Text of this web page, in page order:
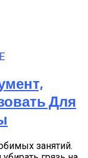
Для
занятий.